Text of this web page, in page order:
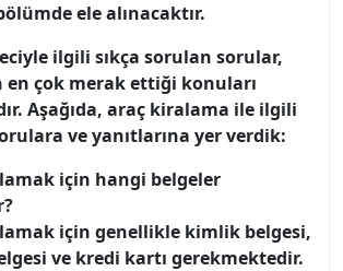
ele alınacaktır.
ilgili sıkça sorulan sorular,
en çok merak ettiği konuları
Aşağıda, araç kiralama ile ilgili
ve yanıtlarına yer verdik:
için hangi belgeler
için genellikle kimlik belgesi,
ve kredi kartı gerekmektedir.